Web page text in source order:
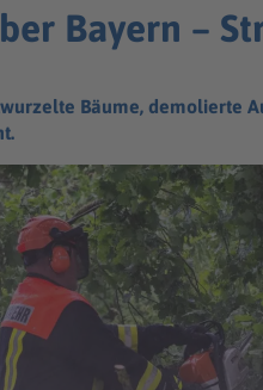
Bayern –
Bäume, demolierte